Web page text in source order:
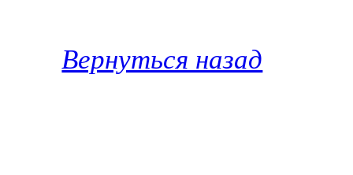
Вернуться назад